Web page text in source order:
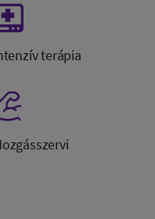
terápia